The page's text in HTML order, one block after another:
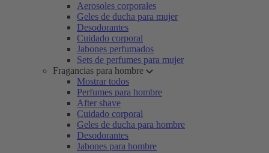
Aerosoles corporales
Geles de ducha para mujer
Desodorantes
Cuidado corporal
Jabones perfumados
Sets de perfumes para mujer
Fragancias para hombre
Mostrar todos
Perfumes para hombre
After shave
Cuidado corporal
Geles de ducha para hombre
Desodorantes
Jabones para hombre